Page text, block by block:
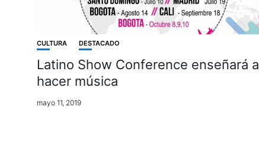
CULTURA DESTACADO
Latino Show Conference enseñará a
hacer música
mayo 11, 2019